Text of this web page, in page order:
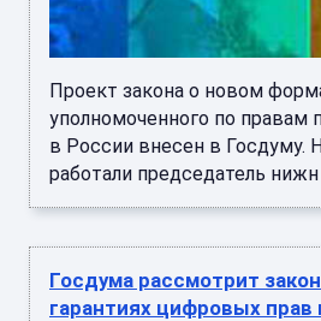
Проект закона о новом
уполномоченного по правам
в России внесен в Госдуму.
работали председатель нижн
Госдума рассмотрит
гарантиях цифровых прав